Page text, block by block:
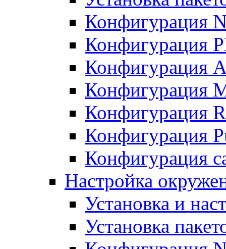
Конфигурация
Конфигурация
Конфигурация
Конфигурация
Конфигурация
Конфигурация
Конфигурация
Настройка
Установка и
Установка